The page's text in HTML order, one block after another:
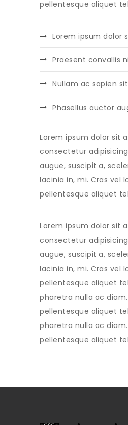
pellentesque aliquet
Lorem ipsum dolor
Praesent convallis
Nullam ac sapien sit
Phasellus auctor
Lorem ipsum dolor sit
consectetur
augue, suscipit a,
lacinia in, mi. Cras vel
pellentesque aliquet
Lorem ipsum dolor sit
consectetur
augue, suscipit a,
lacinia in, mi. Cras vel
pellentesque aliquet
pharetra nulla ac
pellentesque aliquet
pharetra nulla ac
pellentesque aliquet